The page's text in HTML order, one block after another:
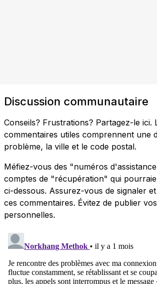
Discussion communautaire
Conseils? Frustrations? Partagez-le ici.
commentaires utiles comprennent une
problème, la ville et le code postal.
Méfiez-vous des "numéros
comptes de "récupération" qui
ci-dessous. Assurez-vous de signaler
ces commentaires. Évitez de publier
personnelles.